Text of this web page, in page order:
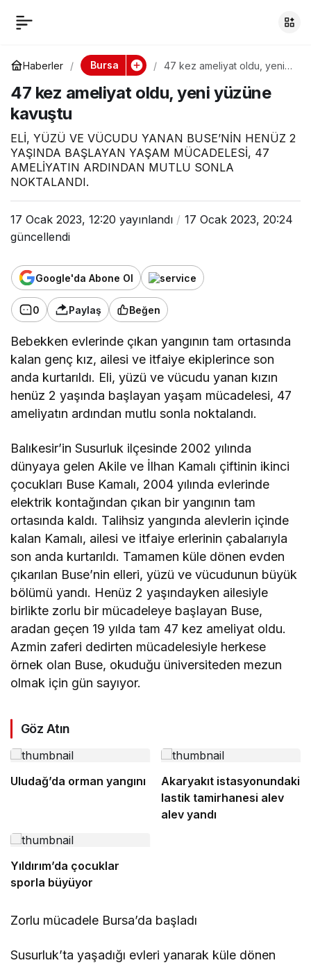
Haberler Bursa
47 kez ameliyat oldu, yeni
47 kez ameliyat oldu, yeni yüzüne
kavuştu
ELİ, YÜZÜ VE VÜCUDU YANAN BUSE’NİN HENÜZ 2
YAŞINDA BAŞLAYAN YAŞAM MÜCADELESİ, 47
AMELİYATIN ARDINDAN MUTLU SONLA
NOKTALANDI.
17 Ocak 2023, 12:20 yayınlandı
17 Ocak 2023, 20:24
güncellendi
Google'da Abone Ol
0 Paylaş Beğen
Bebekken evlerinde çıkan yangının tam ortasında
kalan genç kız, ailesi ve itfaiye ekiplerince son
anda kurtarıldı. Eli, yüzü ve vücudu yanan kızın
henüz 2 yaşında başlayan yaşam mücadelesi, 47
ameliyatın ardından mutlu sonla noktalandı.
Balıkesir’in Susurluk ilçesinde 2002 yılında
dünyaya gelen Akile ve İlhan Kamalı çiftinin ikinci
çocukları Buse Kamalı, 2004 yılında evlerinde
elektrik kontağından çıkan bir yangının tam
ortasında kaldı. Talihsiz yangında alevlerin içinde
kalan Kamalı, ailesi ve itfaiye erlerinin çabalarıyla
son anda kurtarıldı. Tamamen küle dönen evden
çıkarılan Buse’nin elleri, yüzü ve vücudunun büyük
bölümü yandı. Henüz 2 yaşındayken ailesiyle
birlikte zorlu bir mücadeleye başlayan Buse,
aradan geçen 19 yılda tam 47 kez ameliyat oldu.
Azmin zaferi dedirten mücadelesiyle herkese
örnek olan Buse, okuduğu üniversiteden mezun
olmak için gün sayıyor.
Göz Atın
Uludağ’da orman yangını
Akaryakıt istasyonundaki
lastik tamirhanesi alev
alev yandı
Yıldırım’da çocuklar
sporla büyüyor
Zorlu mücadele Bursa’da başladı
Susurluk’ta yaşadığı evleri yanarak küle dönen
47 kez ameliyat oldu,
yeni yüzüne kavuştu